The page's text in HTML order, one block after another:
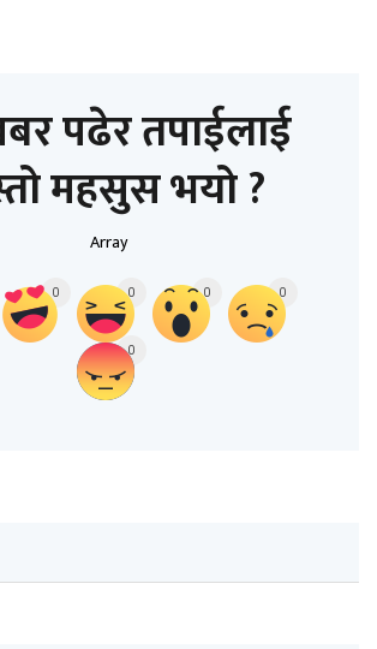
पढेर तपाईलाई
महसुस भयो ?
Array
0 0 0 0
0